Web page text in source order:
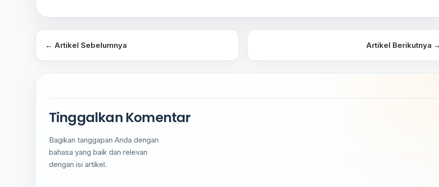
← Artikel Sebelumnya Artikel Berikutnya
Tinggalkan Komentar
Bagikan tanggapan Anda dengan
bahasa yang baik dan relevan
dengan isi artikel.